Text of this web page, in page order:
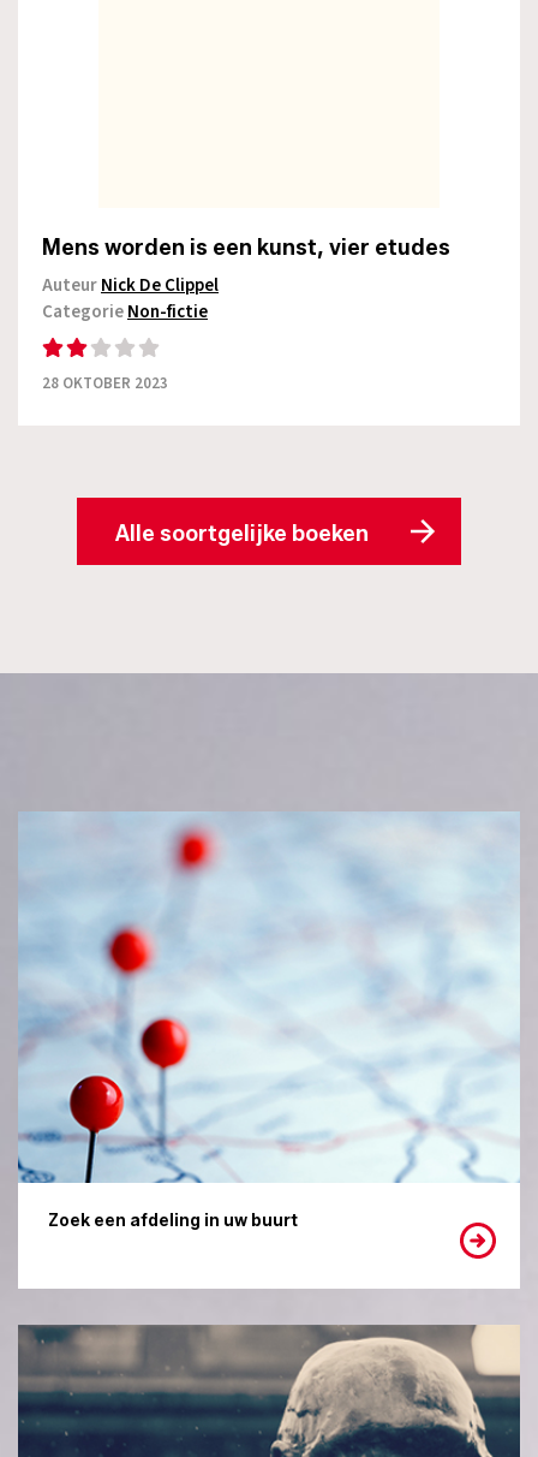
Mens worden is een kunst, vier etudes
AuteurNick De Clippel
CategorieNon-fictie
28 OKTOBER 2023
Alle soortgelijke boeken
Zoek een afdeling in uw buurt